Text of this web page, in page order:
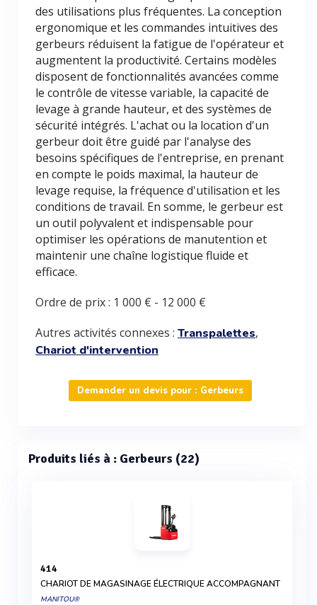
des utilisations plus fréquentes. La conception
ergonomique et les commandes intuitives des
gerbeurs réduisent la fatigue de l'opérateur et
augmentent la productivité. Certains modèles
disposent de fonctionnalités avancées comme
le contrôle de vitesse variable, la capacité de
levage à grande hauteur, et des systèmes de
sécurité intégrés. L'achat ou la location d'un
gerbeur doit être guidé par l'analyse des
besoins spécifiques de l'entreprise, en prenant
en compte le poids maximal, la hauteur de
levage requise, la fréquence d'utilisation et les
conditions de travail. En somme, le gerbeur est
un outil polyvalent et indispensable pour
optimiser les opérations de manutention et
maintenir une chaîne logistique fluide et
efficace.
Ordre de prix : 1 000 € - 12 000 €
Autres activités connexes : Transpalettes,
Chariot d'intervention
Demander un devis pour : Gerbeurs
Produits liés à : Gerbeurs (22)
414
CHARIOT DE MAGASINAGE ÉLECTRIQUE ACCOMPAGNANT
MANITOU®